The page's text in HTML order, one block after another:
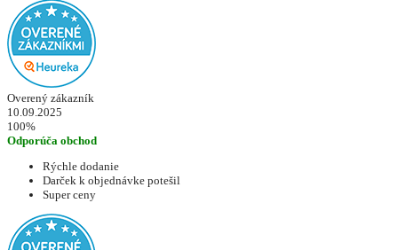
Overený zákazník
10.09.2025
100%
Odporúča obchod
Rýchle dodanie
Darček k objednávke potešil
Super ceny